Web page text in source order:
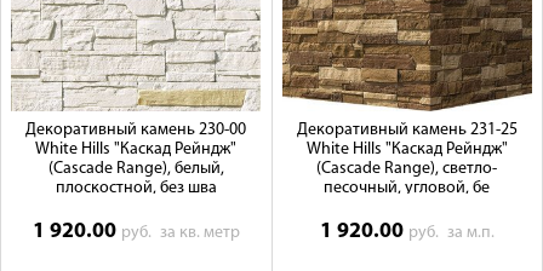
Декоративный камень 230-00
White Hills "Каскад Рейндж"
(Cascade Range), белый,
плоскостной, без шва
1 920.00 руб. за кв. метр
Декоративный камень 231-25
White Hills "Каскад Рейндж"
(Cascade Range), светло-
песочный, угловой, бе
1 920.00 руб. за м.п.